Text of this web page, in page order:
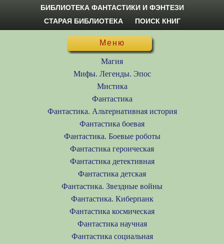
БИБЛИОТЕКА ФАНТАСТИКИ И ФЭНТЕЗИ
СТАРАЯ БИБЛИОТЕКА
ПОИСК КНИГ
Меню
Магия
Мифы. Легенды. Эпос
Мистика
Фантастика
Фантастика. Альтернативная история
Фантастика боевая
Фантастика. Боевые роботы
Фантастика героическая
Фантастика детективная
Фантастика детская
Фантастика. Звездные войны
Фантастика. Киберпанк
Фантастика космическая
Фантастика научная
Фантастика социальная